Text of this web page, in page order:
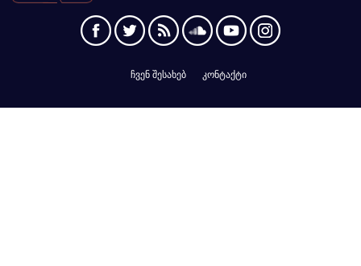
ჩვენ შესახებ კონტაქტი